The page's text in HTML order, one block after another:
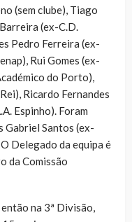
(sem clube), Tiago
(ex-C.D.
Pedro Ferreira (ex-
Rui Gomes (ex-
do Porto),
Ricardo Fernandes
Espinho). Foram
Gabriel Santos (ex-
Delegado da equipa é
da Comissão
na 3ª Divisão,